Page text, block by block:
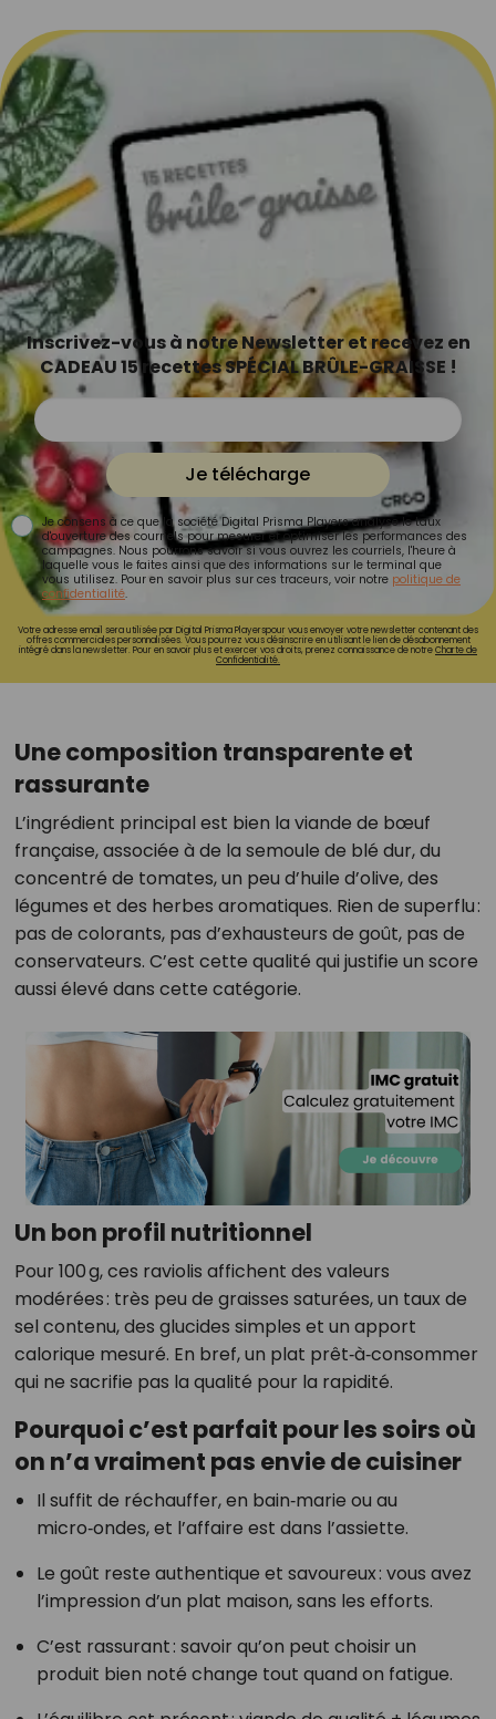
Inscrivez-vous à notre Newsletter et recevez en
CADEAU 15 recettes SPÉCIAL BRÛLE-GRAISSE !
Je télécharge
Je consens à ce que la société Digital Prisma Players analyse le taux
d'ouverture des courriels pour mesurer et optimiser les performances des
campagnes. Nous pourrons savoir si vous ouvrez les courriels, l'heure à
laquelle vous le faites ainsi que des informations sur le terminal que
vous utilisez. Pour en savoir plus sur ces traceurs, voir notre politique de
confidentialité.
Votre adresse email sera utilisée par Digital Prisma Playerspour vous envoyer votre newsletter contenant des
offres commerciales personnalisées. Vous pourrez vous désinscrire en utilisant le lien de désabonnement
intégré dans la newsletter. Pour en savoir plus et exercer vos droits, prenez connaissance de notreCharte de
Confidentialité.
Une composition transparente et
rassurante
L’ingrédient principal est bien la viande de bœuf
française, associée à de la semoule de blé dur, du
concentré de tomates, un peu d’huile d’olive, des
légumes et des herbes aromatiques. Rien de superflu :
pas de colorants, pas d’exhausteurs de goût, pas de
conservateurs. C’est cette qualité qui justifie un score
aussi élevé dans cette catégorie.
Un bon profil nutritionnel
Pour 100 g, ces raviolis affichent des valeurs
modérées : très peu de graisses saturées, un taux de
sel contenu, des glucides simples et un apport
calorique mesuré. En bref, un plat prêt‑à‑consommer
qui ne sacrifie pas la qualité pour la rapidité.
Pourquoi c’est parfait pour les soirs où
on n’a vraiment pas envie de cuisiner
Il suffit de réchauffer, en bain‑marie ou au
micro‑ondes, et l’affaire est dans l’assiette.
Le goût reste authentique et savoureux : vous avez
l’impression d’un plat maison, sans les efforts.
C’est rassurant : savoir qu’on peut choisir un
produit bien noté change tout quand on fatigue.